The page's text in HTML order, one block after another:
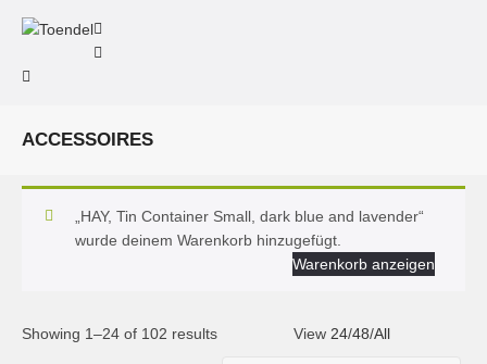
ACCESSOIRES
„HAY, Tin Container Small, dark blue and lavender“
wurde deinem Warenkorb hinzugefügt.
Warenkorb anzeigen
Showing 1–24 of 102 results View 24/48/All